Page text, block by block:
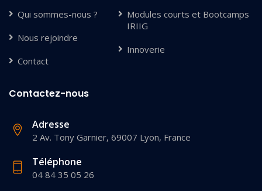
Qui sommes-nous ?
Nous rejoindre
Contact
Modules courts et Bootcamps
IRIIG
Innoverie
Contactez-nous
Adresse
2 Av. Tony Garnier, 69007 Lyon, France
Téléphone
04 84 35 05 26